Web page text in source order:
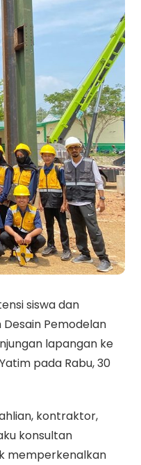
siswa dan
Pemodelan
lapangan ke
pada Rabu, 30
kontraktor,
konsultan
memperkenalkan